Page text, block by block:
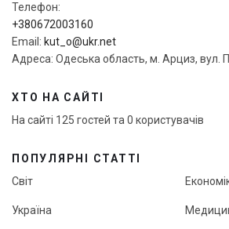
Телефон:
+380672003160
Email: kut_o@ukr.net
Адреса: Одеська область, м. Арциз, вул.
ХТО НА САЙТІ
На сайті 125 гостей та 0 користувачів
ПОПУЛЯРНІ СТАТТІ
Світ
Україна